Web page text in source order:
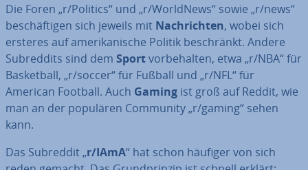
Die Foren „r/Politics“ und „r/WorldNews“ sowie „r/news“
be­schäf­ti­gen sich jeweils mit Nach­rich­ten, wobei sich
ersteres auf ame­ri­ka­ni­sche Politik be­schränkt. Andere
Subred­dits sind dem Sportvor­be­hal­ten, etwa „r/NBA“ für
Bas­ket­ball, „r/soccer“ für Fußball und „r/NFL“ für
American Football. Auch Gaming ist groß auf Reddit, wie
man an der populären Community „r/gaming“ sehen
kann.
Das Subreddit „r/IAmA“ hat schon häufiger von sich